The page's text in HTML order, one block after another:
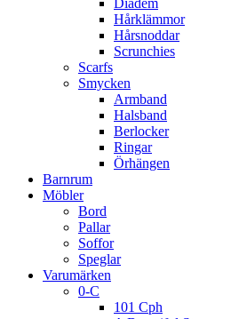
Diadem
Hårklämmor
Hårsnoddar
Scrunchies
Scarfs
Smycken
Armband
Halsband
Berlocker
Ringar
Örhängen
Barnrum
Möbler
Bord
Pallar
Soffor
Speglar
Varumärken
0-C
101 Cph